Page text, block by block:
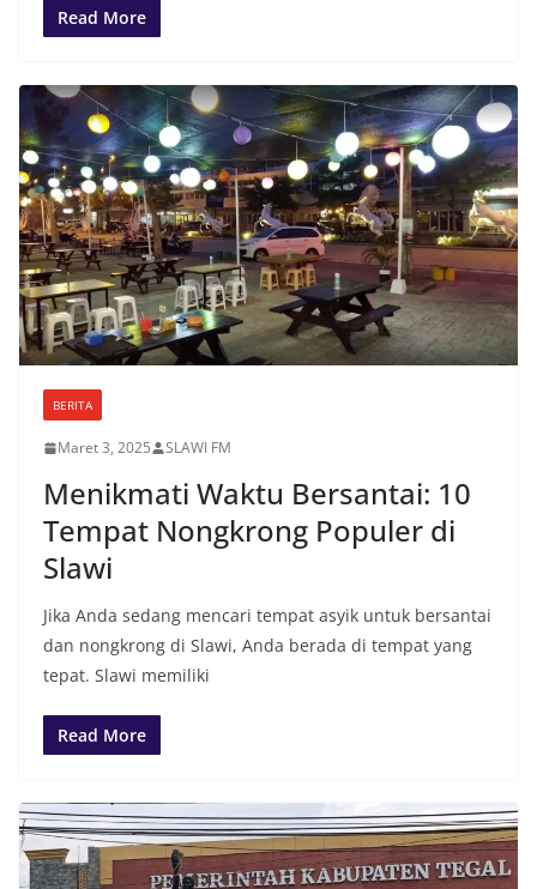
Read More
BERITA
Maret 3, 2025 SLAWI FM
Menikmati Waktu Bersantai: 10
Tempat Nongkrong Populer di
Slawi
Jika Anda sedang mencari tempat asyik untuk bersantai
dan nongkrong di Slawi, Anda berada di tempat yang
tepat. Slawi memiliki
Read More